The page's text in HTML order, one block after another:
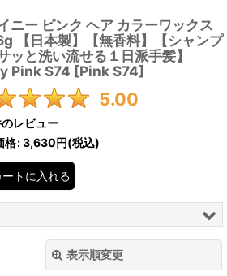
ニー ピンク ヘア カラーワックス
【日本製】【無香料】【シャンプ
ッと洗い流せる１日派手髪】
Pink S74 [Pink S74]
5.00
レビュー
格:3,630円(税込)
ートに入れる
18件
0件
表示順変更